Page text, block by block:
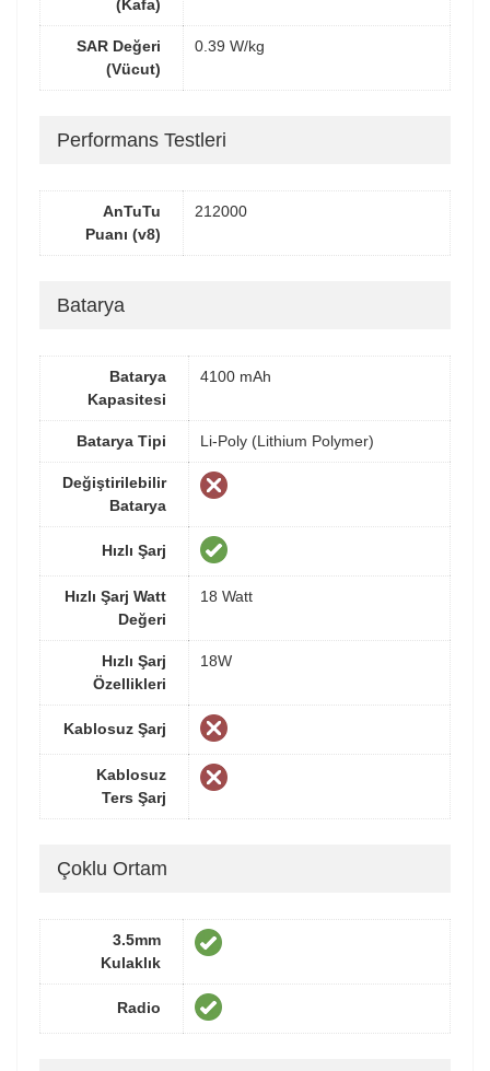
(Kafa)
SAR Değeri
(Vücut)
0.39 W/kg
Performans Testleri
AnTuTu
Puanı (v8)
212000
Batarya
Batarya
Kapasitesi
4100 mAh
Batarya Tipi Li-Poly (Lithium Polymer)
Değiştirilebilir
Batarya
Hızlı Şarj
Hızlı Şarj Watt
Değeri
18 Watt
Hızlı Şarj
Özellikleri
18W
Kablosuz Şarj
Kablosuz
Ters Şarj
Çoklu Ortam
3.5mm
Kulaklık
Radio